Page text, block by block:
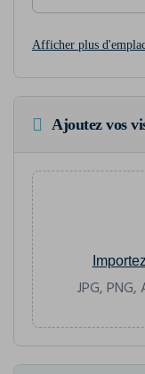
Afficher plus
Ajoutez vos
JPG, PNG,